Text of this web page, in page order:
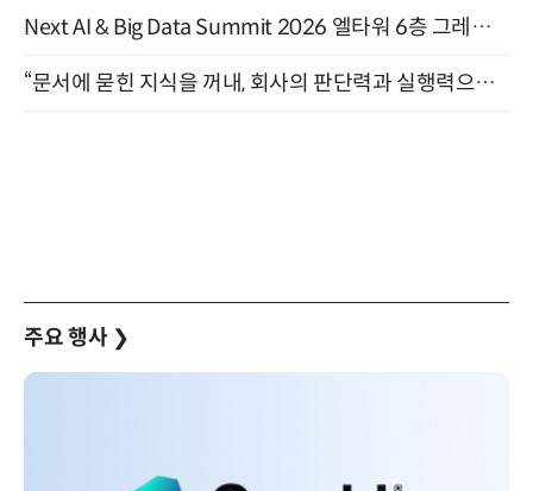
Next AI & Big Data Summit 2026 엘타워 6층 그레이스홀 개최 (9/18)
“문서에 묻힌 지식을 꺼내, 회사의 판단력과 실행력으로 바꾸다” (8/20)
주요 행사 ❯